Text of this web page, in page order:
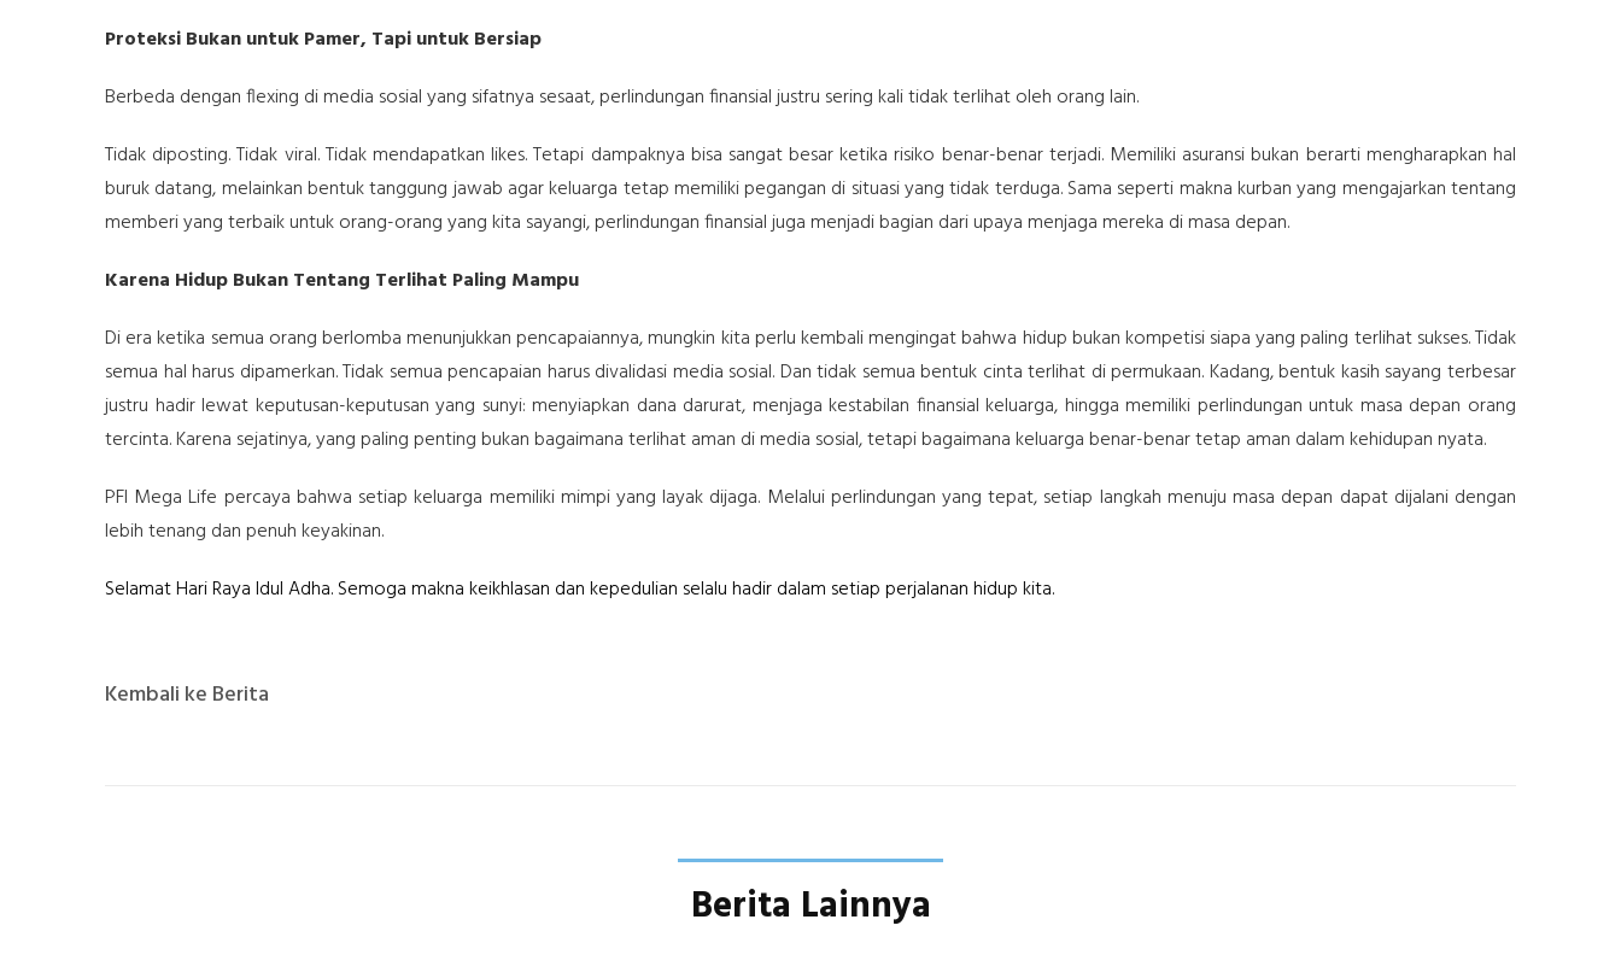
Proteksi Bukan untuk Pamer, Tapi untuk Bersiap
Berbeda dengan flexing di media sosial yang sifatnya sesaat, perlindungan finansial justru sering kali tidak terlihat oleh orang lain.
Tidak diposting. Tidak viral. Tidak mendapatkan likes. Tetapi dampaknya bisa sangat besar ketika risiko benar-benar terjadi. Memiliki asuransi bukan berarti mengharapkan hal
buruk datang, melainkan bentuk tanggung jawab agar keluarga tetap memiliki pegangan di situasi yang tidak terduga. Sama seperti makna kurban yang mengajarkan tentang
memberi yang terbaik untuk orang-orang yang kita sayangi, perlindungan finansial juga menjadi bagian dari upaya menjaga mereka di masa depan.
Karena Hidup Bukan Tentang Terlihat Paling Mampu
Di era ketika semua orang berlomba menunjukkan pencapaiannya, mungkin kita perlu kembali mengingat bahwa hidup bukan kompetisi siapa yang paling terlihat sukses. Tidak
semua hal harus dipamerkan. Tidak semua pencapaian harus divalidasi media sosial. Dan tidak semua bentuk cinta terlihat di permukaan. Kadang, bentuk kasih sayang terbesar
justru hadir lewat keputusan-keputusan yang sunyi: menyiapkan dana darurat, menjaga kestabilan finansial keluarga, hingga memiliki perlindungan untuk masa depan orang
tercinta. Karena sejatinya, yang paling penting bukan bagaimana terlihat aman di media sosial, tetapi bagaimana keluarga benar-benar tetap aman dalam kehidupan nyata.
PFI Mega Life percaya bahwa setiap keluarga memiliki mimpi yang layak dijaga. Melalui perlindungan yang tepat, setiap langkah menuju masa depan dapat dijalani dengan
lebih tenang dan penuh keyakinan.
Selamat Hari Raya Idul Adha. Semoga makna keikhlasan dan kepedulian selalu hadir dalam setiap perjalanan hidup kita.
Kembali ke Berita
Berita Lainnya